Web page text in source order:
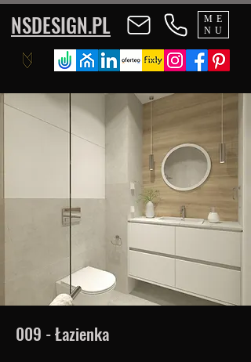
ME
NU
NSDESIGN.PL
009 - Łazienka